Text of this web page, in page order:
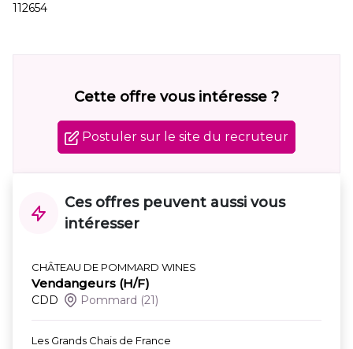
112654
Cette offre vous intéresse ?
Postuler sur le site du recruteur
Ces offres peuvent aussi vous
intéresser
CHÂTEAU DE POMMARD WINES
Vendangeurs (H/F)
CDD Pommard (21)
Les Grands Chais de France